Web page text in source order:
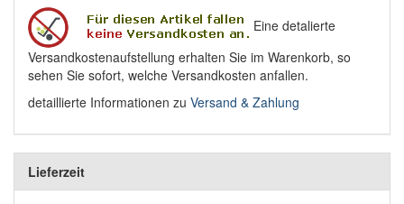
Eine detalierte
Versandkostenaufstellung erhalten Sie im Warenkorb, so
sehen Sie sofort, welche Versandkosten anfallen.
detaillierte Informationen zu Versand & Zahlung
Lieferzeit